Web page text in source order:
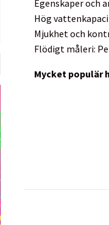
Egenskaper och
Hög
Mjukhet och
Flödigt måleri:
Mycket populär